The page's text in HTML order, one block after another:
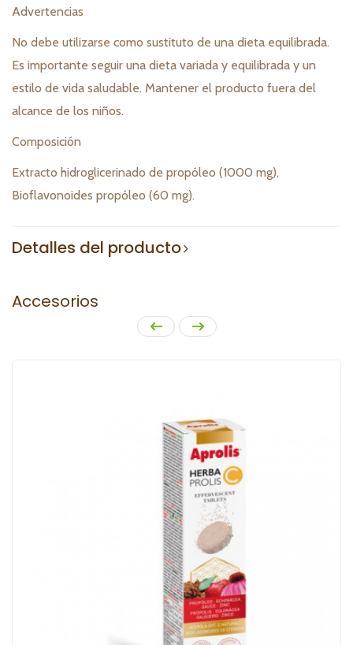
Advertencias
No debe utilizarse como sustituto de una dieta equilibrada.
Es importante seguir una dieta variada y equilibrada y un
estilo de vida saludable. Mantener el producto fuera del
alcance de los niños.
Composición
Extracto hidroglicerinado de propóleo (1000 mg),
Bioflavonoides propóleo (60 mg).
Detalles del producto
Accesorios